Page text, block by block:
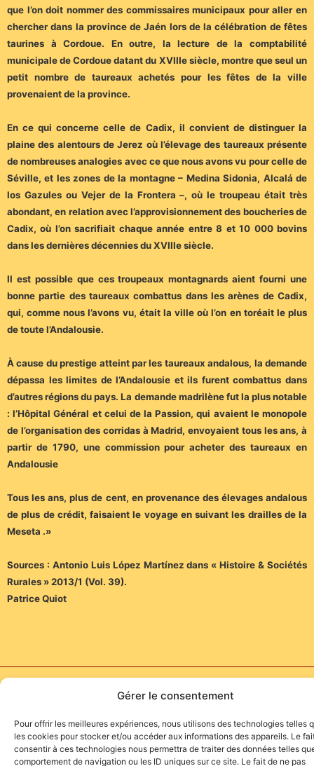
Gérer le consentement
Pour offrir les meilleures expériences, nous utilisons des technologies telles
les cookies pour stocker et/ou accéder aux informations des appareils. Le
consentir à ces technologies nous permettra de traiter des données telles
comportement de navigation ou les ID uniques sur ce site. Le fait de ne pas
que l’on doit nommer des commissaires municipaux pour aller en
chercher dans la province de Jaén lors de la célébration de fêtes
taurines à Cordoue. En outre, la lecture de la comptabilité
municipale de Cordoue datant du XVIIIe siècle, montre que seul un
petit nombre de taureaux achetés pour les fêtes de la ville
provenaient de la province.
En ce qui concerne celle de Cadix, il convient de distinguer la
plaine des alentours de Jerez où l’élevage des taureaux présente
de nombreuses analogies avec ce que nous avons vu pour celle de
Séville, et les zones de la montagne – Medina Sidonia, Alcalá de
los Gazules ou Vejer de la Frontera –, où le troupeau était très
abondant, en relation avec l’approvisionnement des boucheries de
Cadix, où l’on sacrifiait chaque année entre 8 et 10 000 bovins
dans les dernières décennies du XVIIIe siècle.
Il est possible que ces troupeaux montagnards aient fourni une
bonne partie des taureaux combattus dans les arènes de Cadix,
qui, comme nous l’avons vu, était la ville où l’on en toréait le plus
de toute l’Andalousie.
À cause du prestige atteint par les taureaux andalous, la demande
dépassa les limites de l’Andalousie et ils furent combattus dans
d’autres régions du pays. La demande madrilène fut la plus notable
: l’Hôpital Général et celui de la Passion, qui avaient le monopole
de l’organisation des corridas à Madrid, envoyaient tous les ans, à
partir de 1790, une commission pour acheter des taureaux en
Andalousie
Tous les ans, plus de cent, en provenance des élevages andalous
de plus de crédit, faisaient le voyage en suivant les drailles de la
Meseta .»
Sources : Antonio Luis López Martínez dans « Histoire & Sociétés
Rurales » 2013/1 (Vol. 39).
Patrice Quiot